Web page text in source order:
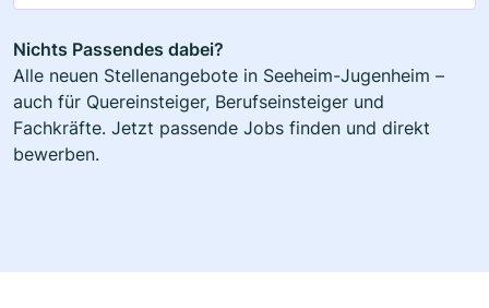
Nichts Passendes dabei?
Alle neuen Stellenangebote in Seeheim-Jugenheim –
auch für Quereinsteiger, Berufseinsteiger und
Fachkräfte. Jetzt passende Jobs finden und direkt
bewerben.